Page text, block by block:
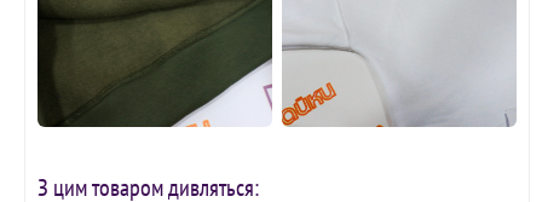
З цим товаром дивляться: